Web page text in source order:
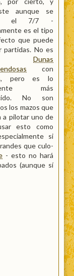
aunque se
el 7/7 -
es el tipo
que puede
partidas. No es
Dunas
con
pero es lo
más
No son
los mazos que
a pilotar uno de
esto como
si
que culo-
- esto no hará
(aunque sí